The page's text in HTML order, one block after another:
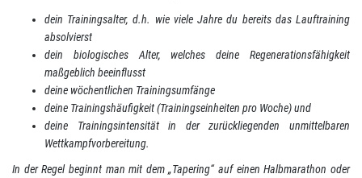
dein Trainingsalter, d.h. wie viele Jahre du bereits das Lauftraining
absolvierst
dein biologisches Alter, welches deine Regenerationsfähigkeit
maßgeblich beeinflusst
deine wöchentlichen Trainingsumfänge
deine Trainingshäufigkeit (Trainingseinheiten pro Woche) und
deine Trainingsintensität in der zurückliegenden unmittelbaren
Wettkampfvorbereitung.
In der Regel beginnt man mit dem „Tapering“ auf einen Halbmarathon oder